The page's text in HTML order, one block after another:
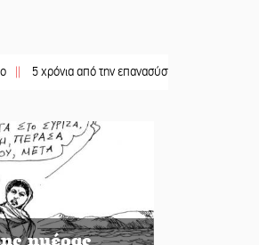
από την επανασύσταση της ΙΜ Παναγίας
ημέρας